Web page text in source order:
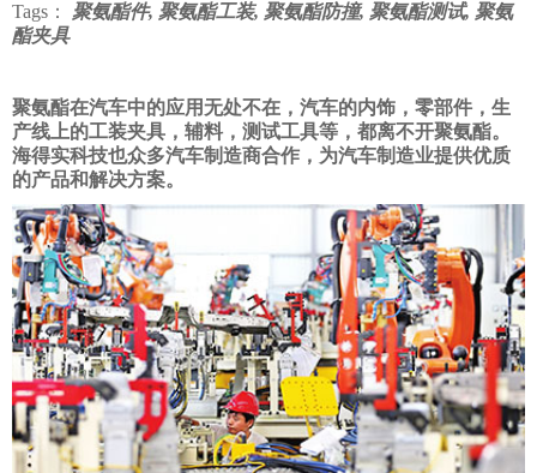
Tags： 聚氨酯件, 聚氨酯工装, 聚氨酯防撞, 聚氨酯测试, 聚氨
酯夹具
聚氨酯在汽车中的应用无处不在，汽车的内饰，零部件，生
产线上的工装夹具，辅料，测试工具等，都离不开聚氨酯。
海得实科技也众多汽车制造商合作，为汽车制造业提供优质
的产品和解决方案。